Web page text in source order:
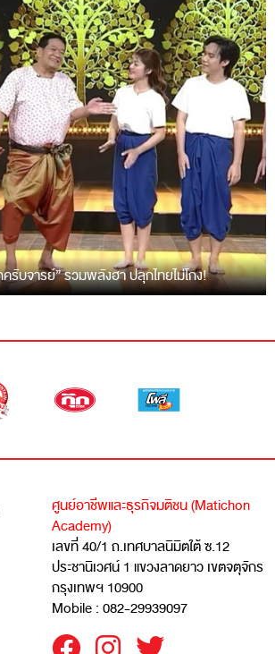
รับจารย์” รวมพลังฮา ปลุกไทยไม่โกง!
ศูนย์อาชีพและธุรกิจมติชน (Matichon
Academy)
เลขที่ 40/1 ถ.เทศบาลนิมิตใต้ ซ.12
ประชานิเวศน์ 1 แขวงลาดยาว เขตจตุจักร
กรุงเทพฯ 10900
Mobile : 082-29939097